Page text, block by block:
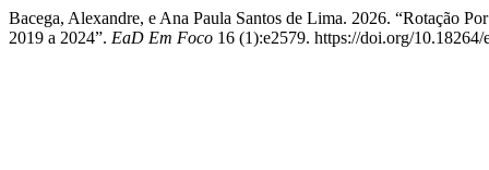
Bacega, Alexandre, e Ana Paula Santos de Lima. 2026. “Rotação
2019 a 2024”. EaD Em Foco 16 (1):e2579. https://doi.org/